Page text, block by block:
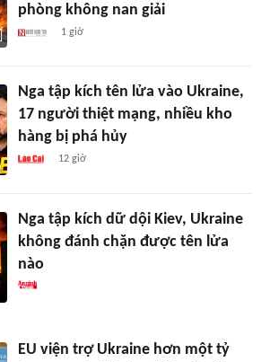
phòng không nan giải
1 giờ
Nga tập kích tên lửa vào Ukraine,
17 người thiệt mạng, nhiều kho
hàng bị phá hủy
12 giờ
Nga tập kích dữ dội Kiev, Ukraine
không đánh chặn được tên lửa
nào
EU viện trợ Ukraine hơn một tỷ